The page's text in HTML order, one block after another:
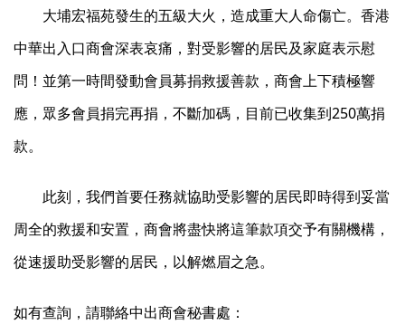
大埔宏福苑發生的五級大火，造成重大人命傷亡。香港
中華出入口商會深表哀痛，對受影響的居民及家庭表示慰
問！並第一時間發動會員募捐救援善款，商會上下積極響
應，眾多會員捐完再捐，不斷加碼，目前已收集到250萬捐
款。
此刻，我們首要任務就協助受影響的居民即時得到妥當
周全的救援和安置，商會將盡快將這筆款項交予有關機構，
從速援助受影響的居民，以解燃眉之急。
如有查詢，請聯絡中出商會秘書處：